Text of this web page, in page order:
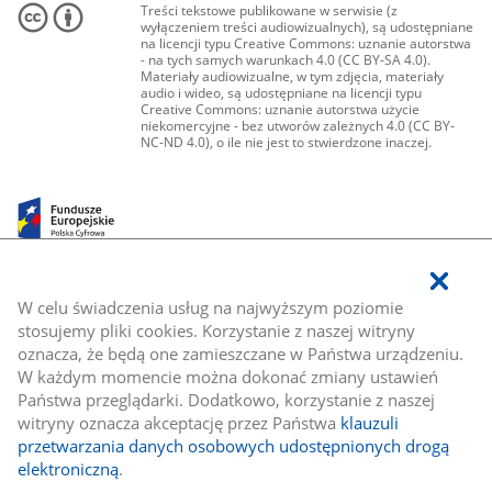
W celu świadczenia usług na najwyższym poziomie
stosujemy pliki cookies. Korzystanie z naszej witryny
oznacza, że będą one zamieszczane w Państwa urządzeniu.
W każdym momencie można dokonać zmiany ustawień
Państwa przeglądarki. Dodatkowo, korzystanie z naszej
witryny oznacza akceptację przez Państwa klauzuli
przetwarzania danych osobowych udostępnionych drogą
elektroniczną.
Treści tekstowe publikowane w serwisie (z
wyłączeniem treści audiowizualnych), są udostępniane
na licencji typu Creative Commons: uznanie autorstwa
- na tych samych warunkach 4.0 (CC BY-SA 4.0).
Materiały audiowizualne, w tym zdjęcia, materiały
audio i wideo, są udostępniane na licencji typu
Creative Commons: uznanie autorstwa użycie
niekomercyjne - bez utworów zależnych 4.0 (CC BY-
NC-ND 4.0), o ile nie jest to stwierdzone inaczej.